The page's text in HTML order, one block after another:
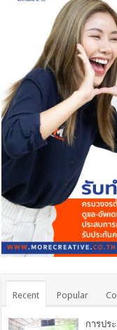
Recent Popular
การปร